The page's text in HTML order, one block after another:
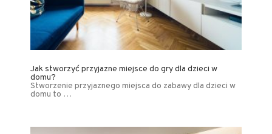
Jak stworzyć przyjazne miejsce do gry dla dzieci w
domu?
Stworzenie przyjaznego miejsca do zabawy dla dzieci w
domu to …